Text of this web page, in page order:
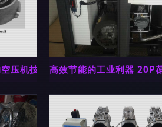
压机技术解析高效节能的工业利器 20P